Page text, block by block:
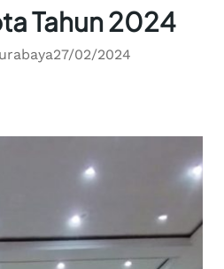
Tahun 2024
27/02/2024